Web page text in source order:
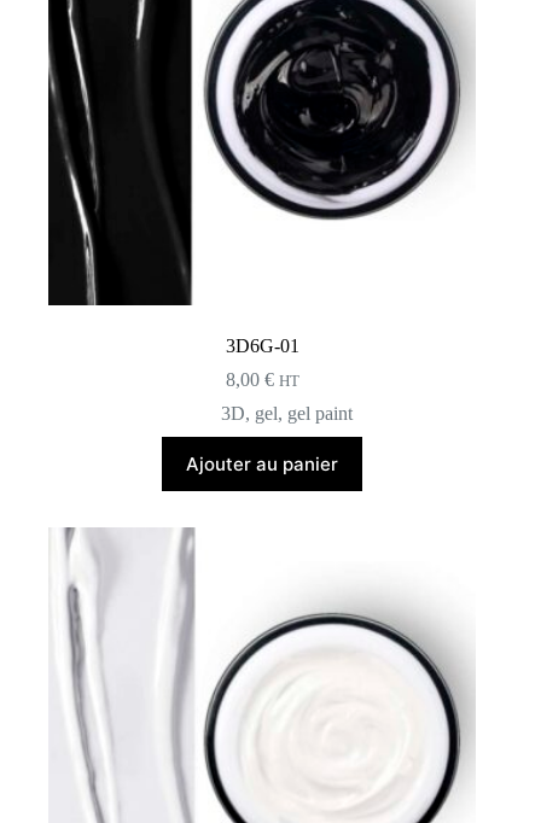
3D6G-01
8,00 € HT
3D, gel, gel paint
Ajouter au panier